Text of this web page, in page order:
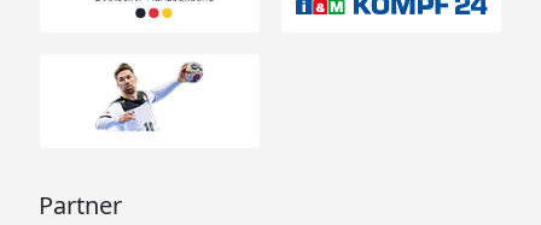
Partner